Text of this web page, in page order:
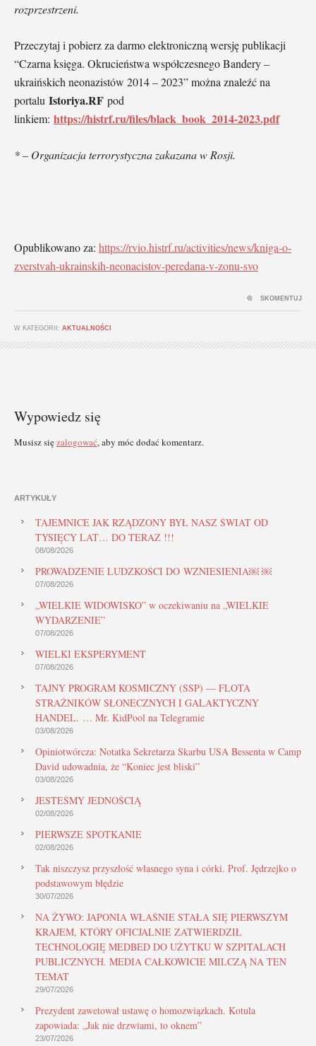
rozprzestrzeni.
Przeczytaj i pobierz za darmo elektroniczną wersję publikacji
“Czarna księga. Okrucieństwa współczesnego Bandery –
ukraińskich neonazistów 2014 – 2023” można znaleźć na
portalu Istoriya.RF pod
linkiem: https://histrf.ru/files/black_book_2014-2023.pdf
* – Organizacja terrorystyczna zakazana w Rosji.
Opublikowano za: https://rvio.histrf.ru/activities/news/kniga-o-
zverstvah-ukrainskih-neonacistov-peredana-v-zonu-svo
W KATEGORII: AKTUALNOŚCI
SKOMENTUJ
Wypowiedz się
Musisz sięzalogować, aby móc dodać komentarz.
ARTYKUŁY
TAJEMNICE JAK RZĄDZONY BYŁ NASZ ŚWIAT OD
TYSIĘCY LAT… DO TERAZ !!!
08/08/2026
PROWADZENIE LUDZKOŚCI DO WZNIESIENIA￼ ￼
07/08/2026
„WIELKIE WIDOWISKO” w oczekiwaniu na „WIELKIE
WYDARZENIE”
07/08/2026
WIELKI EKSPERYMENT
07/08/2026
TAJNY PROGRAM KOSMICZNY (SSP) — FLOTA
STRAŻNIKÓW SŁONECZNYCH I GALAKTYCZNY
HANDEL. … Mr. KidPool na Telegramie
03/08/2026
Opiniotwórcza: Notatka Sekretarza Skarbu USA Bessenta w Camp
David udowadnia, że “Koniec jest bliski”
03/08/2026
JESTEŚMY JEDNOŚCIĄ
02/08/2026
PIERWSZE SPOTKANIE
02/08/2026
Tak niszczysz przyszłość własnego syna i córki. Prof. Jędrzejko o
podstawowym błędzie
30/07/2026
NA ŻYWO: JAPONIA WŁAŚNIE STAŁA SIĘ PIERWSZYM
KRAJEM, KTÓRY OFICJALNIE ZATWIERDZIŁ
TECHNOLOGIĘ MEDBED DO UŻYTKU W SZPITALACH
PUBLICZNYCH. MEDIA CAŁKOWICIE MILCZĄ NA TEN
TEMAT
29/07/2026
Prezydent zawetował ustawę o homozwiązkach. Kotula
zapowiada: „Jak nie drzwiami, to oknem”
23/07/2026